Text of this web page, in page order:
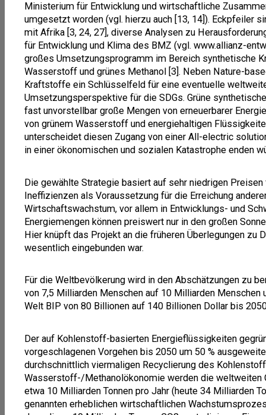
Ministerium für Entwicklung und wirtschaftliche
umgesetzt worden (vgl. hierzu auch [13, 14]). Eckpfeiler
mit Afrika [3, 24, 27], diverse Analysen zu
für Entwicklung und Klima des BMZ (vgl. www.allianz-
großes Umsetzungsprogramm im Bereich synthetische
Wasserstoff und grünes Methanol [3]. Neben Nature-
Kraftstoffe ein Schlüsselfeld für eine eventuelle
Umsetzungsperspektive für die SDGs. Grüne
fast unvorstellbar große Mengen von erneuerbarer
von grünem Wasserstoff und energiehaltigen
unterscheidet diesen Zugang von einer All-electric
in einer ökonomischen und sozialen Katastrophe enden
Die gewählte Strategie basiert auf sehr niedrigen
Ineffizienzen als Voraussetzung für die Erreichung
Wirtschaftswachstum, vor allem in Entwicklungs- und
Energiemengen können preiswert nur in den großen
Hier knüpft das Projekt an die früheren Überlegungen zu
wesentlich eingebunden war.
Für die Weltbevölkerung wird in den Abschätzungen zu
von 7,5 Milliarden Menschen auf 10 Milliarden
Welt BIP von 80 Billionen auf 140 Billionen Dollar bis
Der auf Kohlenstoff-basierten Energieflüssigkeiten
vorgeschlagenen Vorgehen bis 2050 um 50 %
durchschnittlich viermaligen Recyclierung des
Wasserstoff-/Methanolökonomie werden die weltweiten
etwa 10 Milliarden Tonnen pro Jahr (heute 34 Milliarden
genannten erheblichen wirtschaftlichen